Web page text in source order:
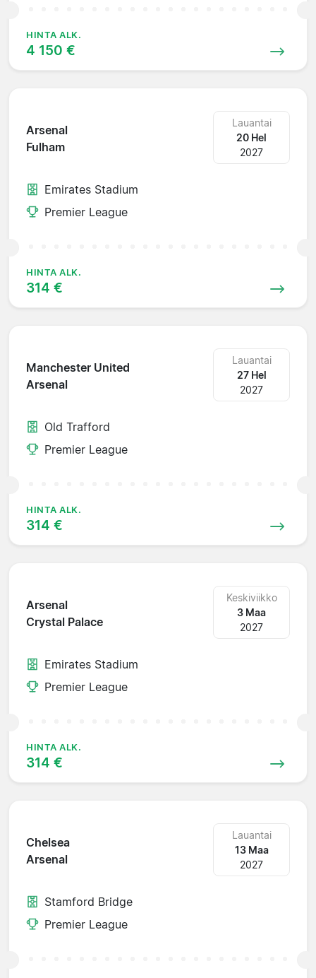
HINTA ALK.
4 150 €
Arsenal
Fulham
Lauantai
20 Hel
2027
Emirates Stadium
Premier League
HINTA ALK.
314 €
Manchester United
Arsenal
Lauantai
27 Hel
2027
Old Trafford
Premier League
HINTA ALK.
314 €
Arsenal
Crystal Palace
Keskiviikko
3 Maa
2027
Emirates Stadium
Premier League
HINTA ALK.
314 €
Chelsea
Arsenal
Lauantai
13 Maa
2027
Stamford Bridge
Premier League